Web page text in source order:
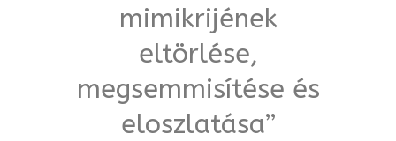
mimikrijének
eltörlése,
megsemmisítése és
eloszlatása”